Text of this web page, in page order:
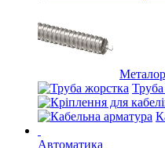
Автоматика